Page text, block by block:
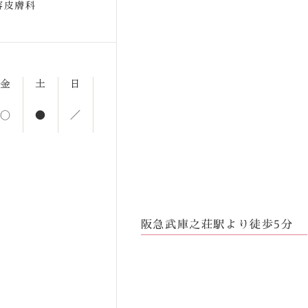
皮膚科
金 土 日
○ ● ／
阪急武庫之荘駅より徒歩5分